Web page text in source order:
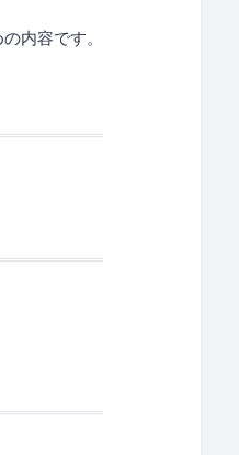
内容です。